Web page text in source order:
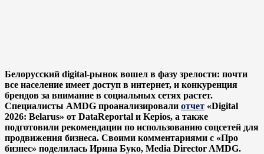
Белорусский digital-рынок вошел в фазу зрелости: почти
все население имеет доступ в интернет, и конкуренция
брендов за внимание в социальных сетях растет.
Специалисты AMDG проанализировали отчет «Digital
2026: Belarus» от DataReportal и Kepios, а также
подготовили рекомендации по использованию соцсетей для
продвижения бизнеса. Своими комментариями с «Про
бизнес» поделилась Ирина Буко, Media Director AMDG.